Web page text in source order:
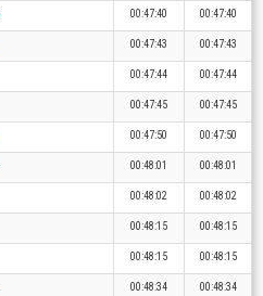
00:47:40 00:47:40
00:47:43 00:47:43
00:47:44 00:47:44
00:47:45 00:47:45
00:47:50 00:47:50
00:48:01 00:48:01
00:48:02 00:48:02
00:48:15 00:48:15
00:48:15 00:48:15
00:48:34 00:48:34